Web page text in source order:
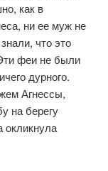
как в
ни ее муж не
что это
феи не были
дурного.
Агнессы,
на берегу